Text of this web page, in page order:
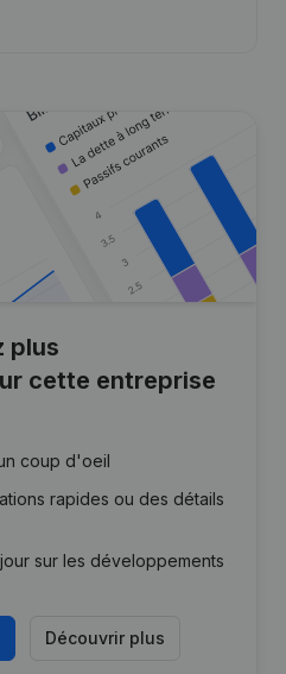
plus
cette entreprise
coup d'oeil
rapides ou des détails
sur les développements
Découvrir plus